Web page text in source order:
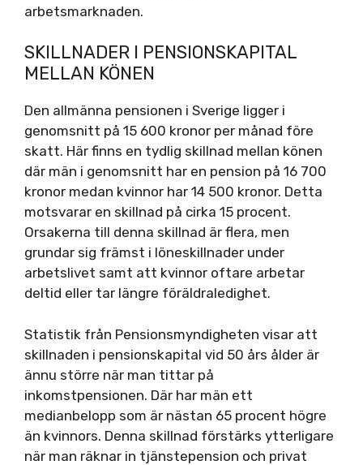
arbetsmarknaden.
SKILLNADER I PENSIONSKAPITAL
MELLAN KÖNEN
Den allmänna pensionen i Sverige ligger i
genomsnitt på 15 600 kronor per månad före
skatt. Här finns en tydlig skillnad mellan könen
där män i genomsnitt har en pension på 16 700
kronor medan kvinnor har 14 500 kronor. Detta
motsvarar en skillnad på cirka 15 procent.
Orsakerna till denna skillnad är flera, men
grundar sig främst i löneskillnader under
arbetslivet samt att kvinnor oftare arbetar
deltid eller tar längre föräldraledighet.
Statistik från Pensionsmyndigheten visar att
skillnaden i pensionskapital vid 50 års ålder är
ännu större när man tittar på
inkomstpensionen. Där har män ett
medianbelopp som är nästan 65 procent högre
än kvinnors. Denna skillnad förstärks ytterligare
när man räknar in tjänstepension och privat